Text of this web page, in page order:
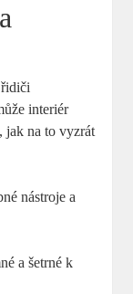
interiér
jak na to vyzrát
nástroje a
a šetrné k